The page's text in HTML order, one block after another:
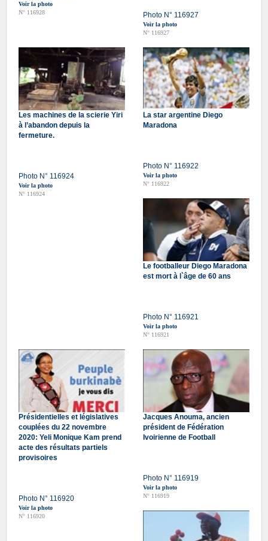
Voir la photo
N° 116928
Photo N° 116927
Voir la photo
N° 116927
Les machines de la scierie Yiri
à l’abandon depuis la
fermeture.
Photo N° 116924
Voir la photo
N° 116924
La star argentine Diego
Maradona
Photo N° 116922
Voir la photo
N° 116922
Le footballeur Diego Maradona
est mort à l`âge de 60 ans
Photo N° 116921
Voir la photo
N° 116921
Présidentielles et législatives
couplées du 22 novembre
2020: Yeli Monique Kam prend
acte des résultats partiels
provisoires
Photo N° 116920
Voir la photo
N° 116920
Jacques Anouma, ancien
président de Fédération
Ivoirienne de Football
Photo N° 116919
Voir la photo
N° 116919